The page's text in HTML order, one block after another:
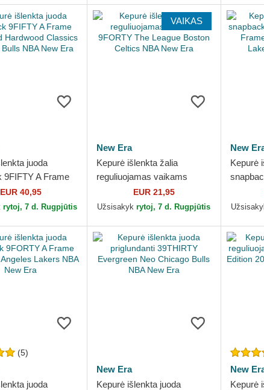
juoda
9FIFTY A Frame
Hardwood
Bulls NBA
EUR 40,95
rytoj, 7 d. Rugpjūtis
VAIKAS
New Era
Kepurė išlenkta žalia
reguliuojamas vaikams
9FORTY The League Boston
Celtics NBA New Era
EUR 21,95
Užsisakykrytoj, 7 d. Rugpjūtis
New
Kepurė
Crown
(5)
juoda
New Era
Kepurė išlenkta juoda
New
Kepurė